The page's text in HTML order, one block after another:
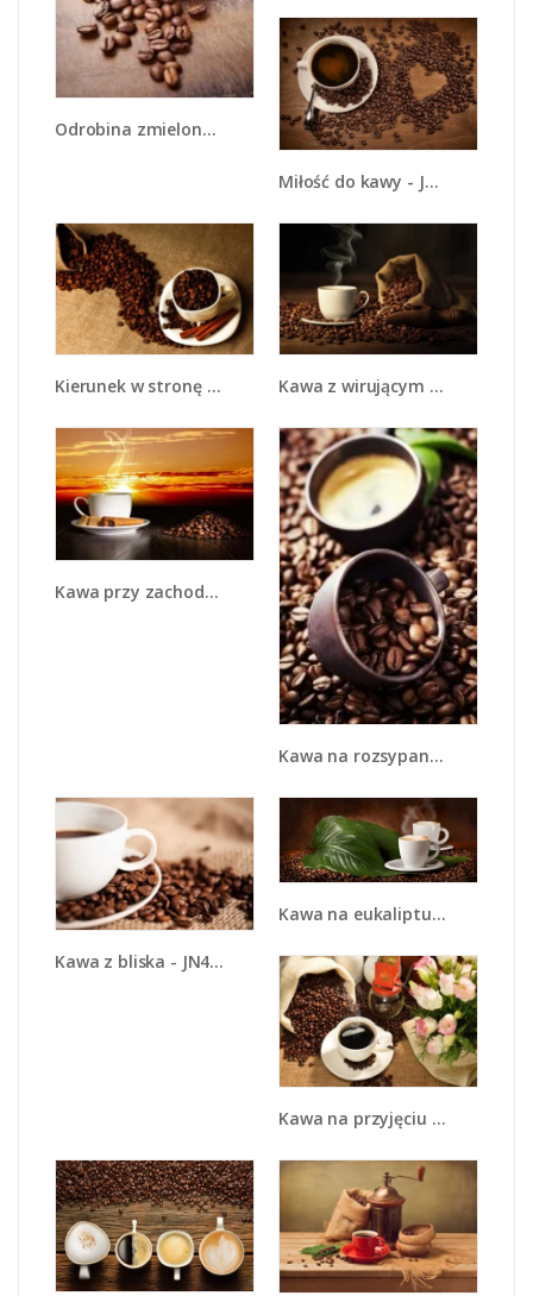
Odrobina zmielonej kawy - JN647
Miłość do kawy - JN312
Kierunek w stronę kawy - JN643 Kawa z wirującym dymem - JN438
Kawa przy zachodzie słońca - JN366
Kawa na rozsypanych ziarnach - JN389
Kawa z bliska - JN431
Kawa na eukaliptusie - JN576
Kawa na przyjęciu - JN624